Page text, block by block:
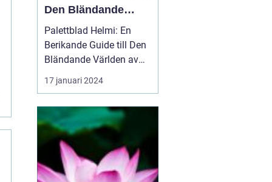
Den Bländande
Världen av
Palettblad
Palettblad Helmi: En
Berikande Guide till Den
Bländande Världen av
Palettblad Inledning:
Palettblad Helmi - en
trädgårdsentusiaster och
växtälskare. Denna
artikel tar dig med på en
resa genom den
färgstarka och
17 januari 2024